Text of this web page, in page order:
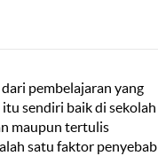
pembelajaran yang
sendiri baik di sekolah
maupun tertulis
satu faktor penyebab